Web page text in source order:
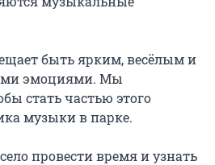
быть ярким, весёлым и
эмоциями. Мы
стать частью этого
музыки в парке.
провести время и узнать